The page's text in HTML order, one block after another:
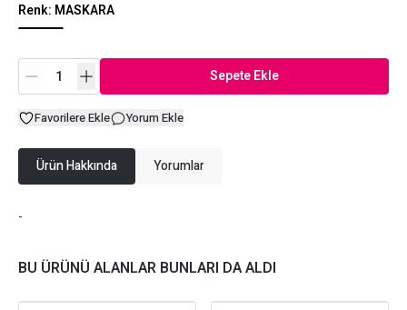
Renk: MASKARA
Sepete Ekle
Favorilere Ekle Yorum Ekle
Ürün Hakkında Yorumlar
-
BU ÜRÜNÜ ALANLAR BUNLARI DA ALDI